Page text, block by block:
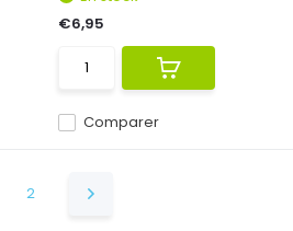
Comparer
€6,95
2